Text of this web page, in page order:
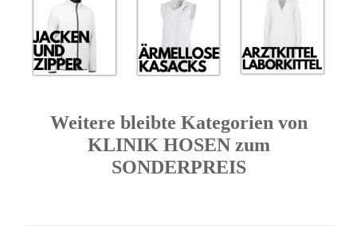
Weitere bleibte Kategorien von
KLINIK HOSEN zum
SONDERPREIS